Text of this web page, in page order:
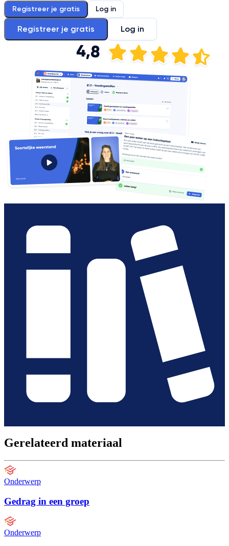
Registreer je gratis Log in
Registreer je gratis Log in
Gerelateerd materiaal
Onderwerp
Gedrag in een groep
Onderwerp